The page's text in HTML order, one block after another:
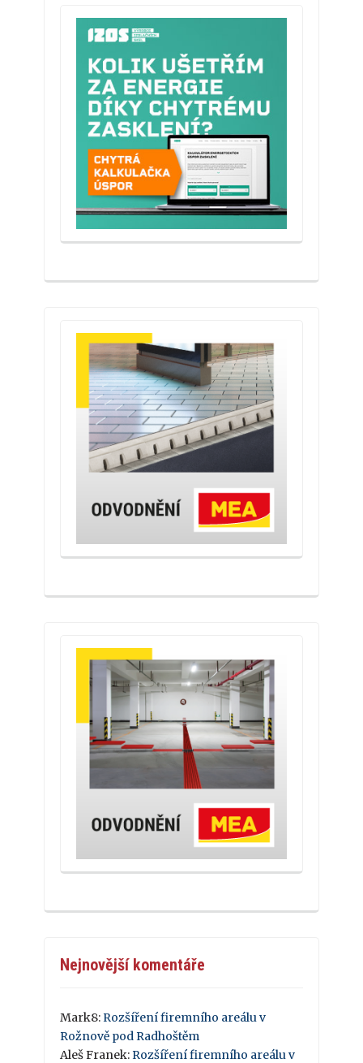
Nejnovější komentáře
Mark8: Rozšíření firemního areálu v
Rožnově pod Radhoštěm
Aleš Franek: Rozšíření firemního areálu v